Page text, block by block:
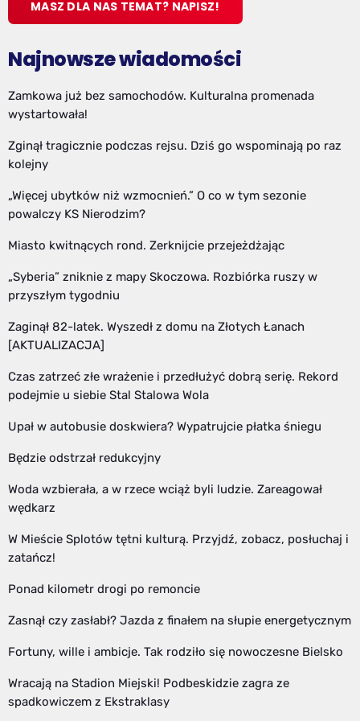
MASZ DLA NAS TEMAT? NAPISZ!
Najnowsze wiadomości
Zamkowa już bez samochodów. Kulturalna promenada
wystartowała!
Zginął tragicznie podczas rejsu. Dziś go wspominają po raz
kolejny
„Więcej ubytków niż wzmocnień.” O co w tym sezonie
powalczy KS Nierodzim?
Miasto kwitnących rond. Zerknijcie przejeżdżając
„Syberia” zniknie z mapy Skoczowa. Rozbiórka ruszy w
przyszłym tygodniu
Zaginął 82-latek. Wyszedł z domu na Złotych Łanach
[AKTUALIZACJA]
Czas zatrzeć złe wrażenie i przedłużyć dobrą serię. Rekord
podejmie u siebie Stal Stalowa Wola
Upał w autobusie doskwiera? Wypatrujcie płatka śniegu
Będzie odstrzał redukcyjny
Woda wzbierała, a w rzece wciąż byli ludzie. Zareagował
wędkarz
W Mieście Splotów tętni kulturą. Przyjdź, zobacz, posłuchaj i
zatańcz!
Ponad kilometr drogi po remoncie
Zasnął czy zasłabł? Jazda z finałem na słupie energetycznym
Fortuny, wille i ambicje. Tak rodziło się nowoczesne Bielsko
Wracają na Stadion Miejski! Podbeskidzie zagra ze
spadkowiczem z Ekstraklasy